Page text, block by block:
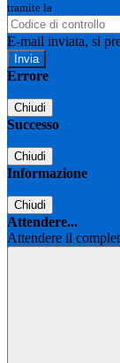
tramite la
E-mail inviata, si
Errore
Chiudi
Successo
Chiudi
Informazione
Chiudi
Attendere...
Attendere il